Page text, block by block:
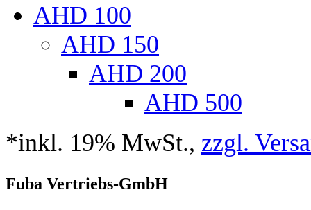
AHD 100
AHD 150
AHD 200
AHD 500
*inkl. 19% MwSt., zzgl.
Fuba Vertriebs-GmbH